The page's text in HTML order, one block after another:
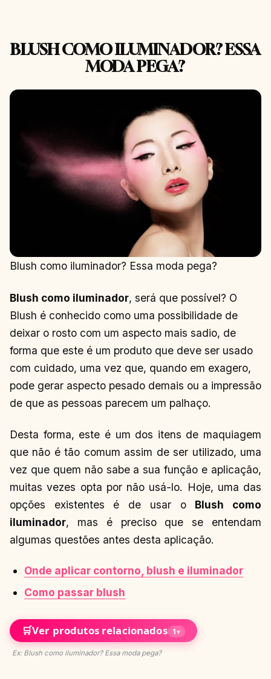
BLUSH COMO ILUMINADOR? ESSA
MODA PEGA?
Blush como iluminador? Essa moda pega?
Blush como iluminador, será que possível? O
Blush é conhecido como uma possibilidade de
deixar o rosto com um aspecto mais sadio, de
forma que este é um produto que deve ser usado
com cuidado, uma vez que, quando em exagero,
pode gerar aspecto pesado demais ou a impressão
de que as pessoas parecem um palhaço.
Desta forma, este é um dos itens de maquiagem
que não é tão comum assim de ser utilizado, uma
vez que quem não sabe a sua função e aplicação,
muitas vezes opta por não usá-lo. Hoje, uma das
opções existentes é de usar o Blush como
iluminador, mas é preciso que se entendam
algumas questões antes desta aplicação.
Onde aplicar contorno, blush e iluminador
Como passar blush
🛒Ver produtos relacionados 1▾
Ex: Blush como iluminador? Essa moda pega?